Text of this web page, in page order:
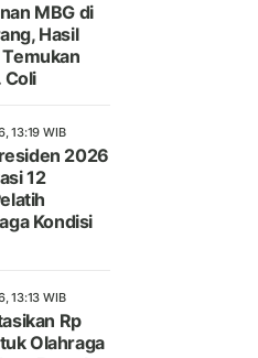
MBG di
Hasil
Coli
13:19 WIB
2026
12
Kondisi
13:13 WIB
Rp
Olahraga